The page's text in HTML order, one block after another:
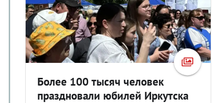
Более 100 тысяч человек
праздновали юбилей Иркутска